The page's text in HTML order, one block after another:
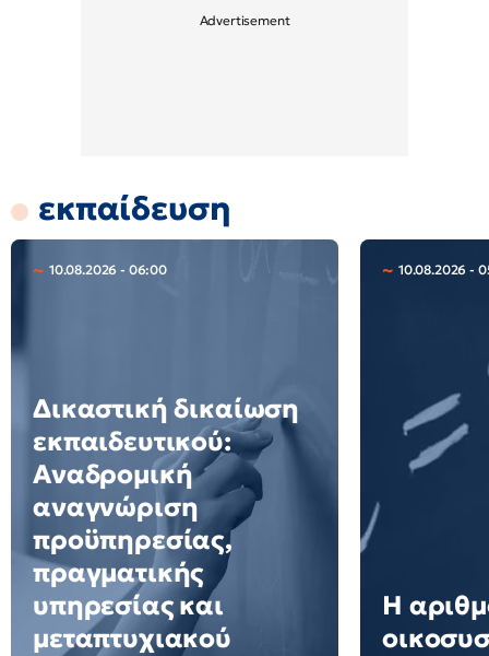
εκπαίδευση
10.08.2026 - 06:00
Δικαστική δικαίωση
εκπαιδευτικού:
Αναδρομική
αναγνώριση
προϋπηρεσίας,
πραγματικής
υπηρεσίας και
μεταπτυχιακού
10.08.2026 -
Η